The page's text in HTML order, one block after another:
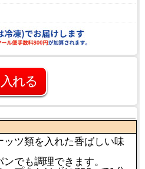
ツ類を入れた香ばしい味
でも調理できます。